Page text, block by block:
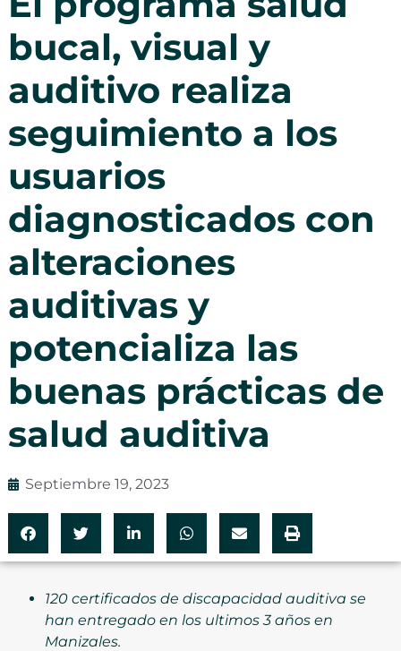
bucal, visual y
auditivo realiza
seguimiento a los
usuarios
diagnosticados con
alteraciones
auditivas y
potencializa las
buenas prácticas de
salud auditiva
Septiembre 19, 2023
120 certificados de discapacidad auditiva se
han entregado en los ultimos 3 años en
Manizales.